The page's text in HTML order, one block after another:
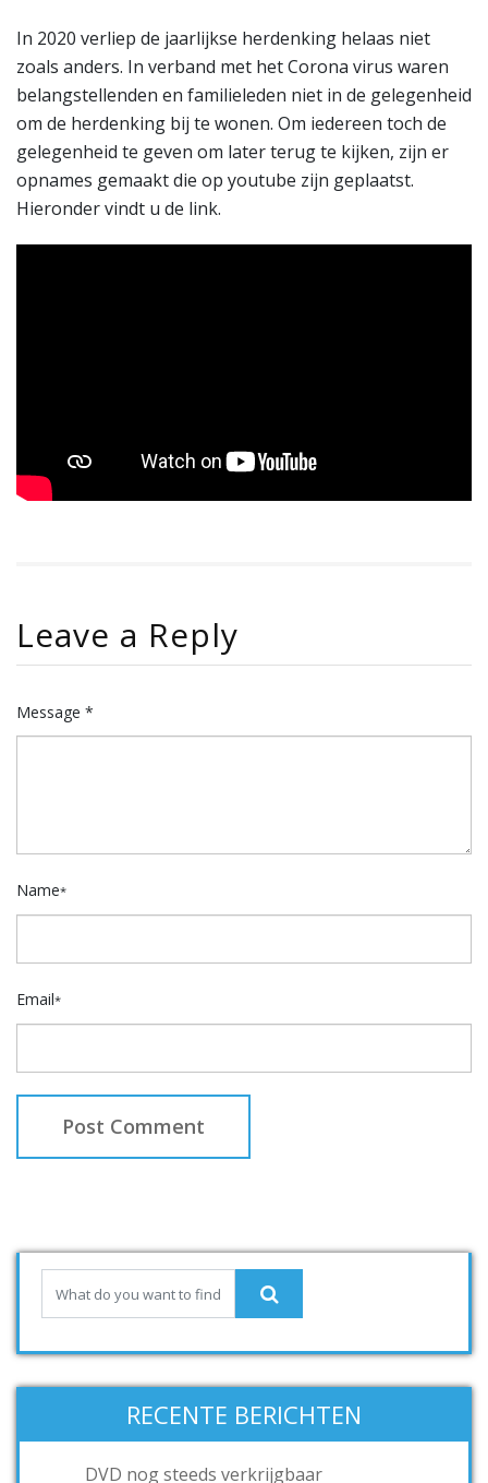
In 2020 verliep de jaarlijkse herdenking helaas niet
zoals anders. In verband met het Corona virus waren
belangstellenden en familieleden niet in de gelegenheid
om de herdenking bij te wonen. Om iedereen toch de
gelegenheid te geven om later terug te kijken, zijn er
opnames gemaakt die op youtube zijn geplaatst.
Hieronder vindt u de link.
Leave a Reply
Message *
Name*
Email*
RECENTE BERICHTEN
DVD nog steeds verkrijgbaar